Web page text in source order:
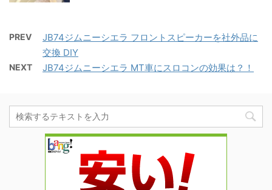
PREV
JB74ジムニーシエラ フロントスピーカーを社外品に
交換 DIY
NEXT JB74ジムニーシエラ MT車にスロコンの効果は？！